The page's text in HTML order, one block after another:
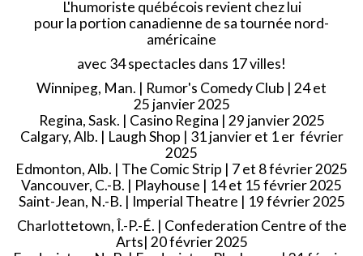
L'humoriste québécois revient chez lui
pour la portion canadienne de sa tournée nord-
américaine
avec 34 spectacles dans 17 villes!
Winnipeg, Man. | Rumor's Comedy Club | 24 et
25 janvier 2025
Regina, Sask. | Casino Regina | 29 janvier 2025
Calgary, Alb. | Laugh Shop | 31 janvier et 1 er février
2025
Edmonton, Alb. | The Comic Strip | 7 et 8 février 2025
Vancouver, C.-B. | Playhouse | 14 et 15 février 2025
Saint-Jean, N.-B. | Imperial Theatre | 19 février 2025
Charlottetown, Î.-P.-É. | Confederation Centre of the
Arts| 20 février 2025